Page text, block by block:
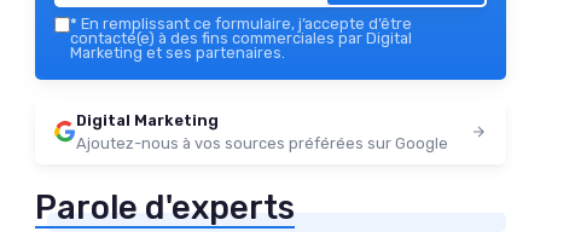
* En remplissant ce formulaire, j’accepte d’être
contacté(e) à des fins commerciales par Digital
Marketing et ses partenaires.
Digital Marketing
Ajoutez-nous à vos sources préférées sur Google
Parole d'experts